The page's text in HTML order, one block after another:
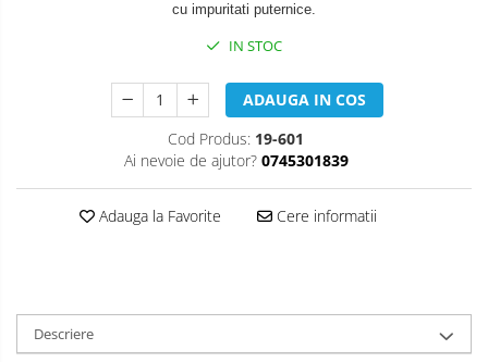
cu impuritati puternice.
IN STOC
ADAUGA IN COS
Cod Produs: 19-601
Ai nevoie de ajutor? 0745301839
Adauga la Favorite Cere informatii
Descriere